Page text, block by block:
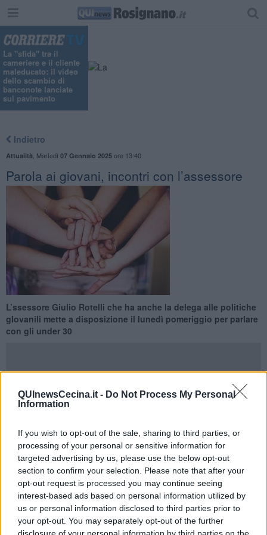
QUInewsCecina.it - Do Not Process My Personal
Information
If you wish to opt-out of the sale, sharing to third parties, or
processing of your personal or sensitive information for
targeted advertising by us, please use the below opt-out
section to confirm your selection. Please note that after your
opt-out request is processed you may continue seeing
interest-based ads based on personal information utilized by
us or personal information disclosed to third parties prior to
your opt-out. You may separately opt-out of the further
La "sfida" tra il
cameriere e il cliente
maleducato: il video
dello scambio di
banconote lanciate
sul pavimento
Indietro
Attualità Martedì 07 Gennaio 2025ore 13:40
Parola ai giovani, incontri con l’assessore
L’ssessore Giulio Rotelli che ha anche la delega alle politiche
gIovanili mette a disposizione il lunedì pomeriggio per parlare
con gli under 30
ROSIGNANO MARITTIMO —
nel loro futuro. E proprio verso i giovani, i protagonisti di oggi e di
domani, l’Amministrazione comunale vuole mettere a disposizione
strumenti utili per la loro crescita, per il passaggio dall’adolescenza
all’età adulta.
“A partire da questo mese di gennaio 2025, per la precisione da
lunedì 13 - ha spiegato l’assessore Giulio Rotelli che ha anche la
delega alle politiche gIovanili - metterò a disposizione il lunedì
pomeriggio dalle 17 alle 19 la saletta del Centro Culturale Le
Creste (in via della Costituzione a Rosignano Solvay) per incontri di